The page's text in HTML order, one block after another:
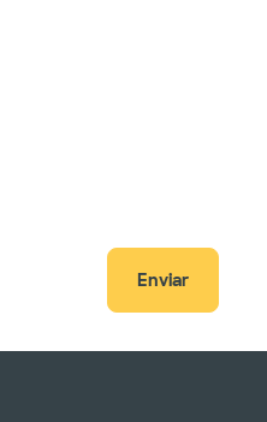
Enviar